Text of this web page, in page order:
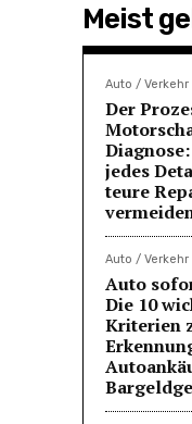
Meist
Auto / Verkehr
Der
jedes
teure
Auto / Verkehr
Auto
Die 10
Kriterien